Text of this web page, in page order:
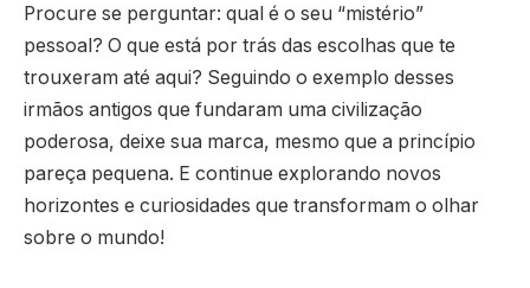
Procure se perguntar: qual é o seu “mistério”
pessoal? O que está por trás das escolhas que te
trouxeram até aqui? Seguindo o exemplo desses
irmãos antigos que fundaram uma civilização
poderosa, deixe sua marca, mesmo que a princípio
pareça pequena. E continue explorando novos
horizontes e curiosidades que transformam o olhar
sobre o mundo!